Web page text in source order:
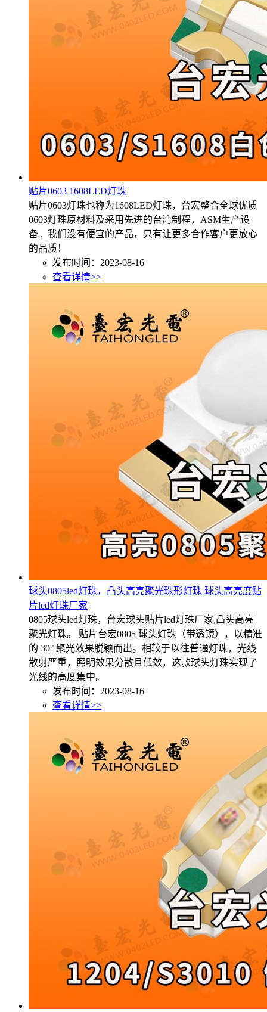
贴片0603 1608LED灯珠
贴片0603灯珠也称为1608LED灯珠，台宏整合全球优质
0603灯珠原材料及采用先进的台湾制程，ASM生产设
备。我们没有便宜的产品，只有让更多合作客户更放心
的品质！
发布时间：2023-08-16
查看详情>>
球头0805led灯珠，凸头高亮聚光珠形灯珠 球头高亮度贴
片led灯珠厂家
0805球头led灯珠，台宏球头贴片led灯珠厂家,凸头高亮
聚光灯珠。 贴片台宏0805 球头灯珠（带透镜），以精准
的 30° 聚光效果脱颖而出。相较于以往普通灯珠，光线
散射严重，照明效果分散且低效，这款球头灯珠实现了
光线的高度集中。
发布时间：2023-08-16
查看详情>>